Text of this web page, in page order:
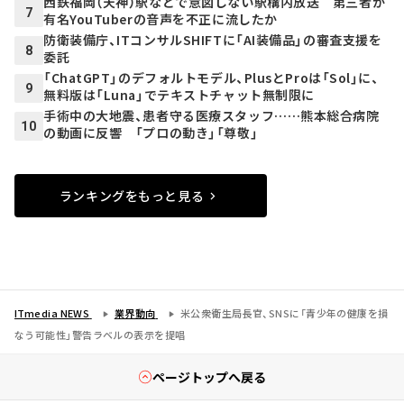
7
有名YouTuberの音声を不正に流したか
8
防衛装備庁、ITコンサルSHIFTに「AI装備品」の審査支援を
委託
9
「ChatGPT」のデフォルトモデル、PlusとProは「Sol」に、
無料版は「Luna」でテキストチャット無制限に
10
手術中の大地震、患者守る医療スタッフ……熊本総合病院
の動画に反響 「プロの動き」「尊敬」
ランキングをもっと見る
ITmedia NEWS 業界動向
米公衆衛生局長官、SNSに「青少年の健康を損
なう可能性」警告ラベルの表示を提唱
ページトップへ戻る